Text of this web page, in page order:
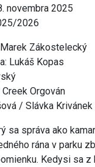
novembra 2025
2026
Zákostelecký
Lukáš Kopas
Orgován
/ Slávka Krivánek
sa správa ako
rána v parku
Kedysi sa